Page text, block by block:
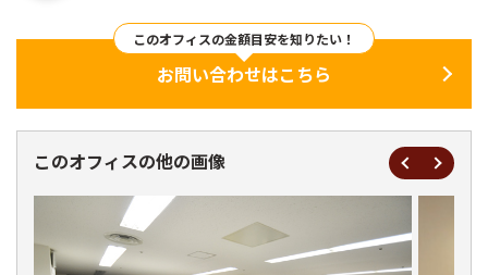
このオフィスの金額目安を知りたい！
お問い合わせはこちら
このオフィスの他の画像